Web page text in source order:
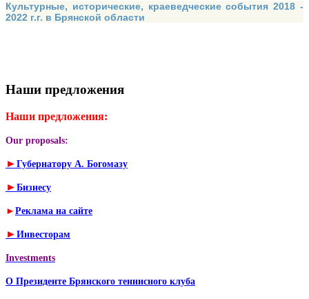
Культурные, исторические, краеведческие события 2018 -
2022 г.г. в Брянской области
Наши предложения
Наши предложения:
Our proposals:
► Губернатору А. Богомазу
► Бизнесу
► Реклама на сайте
► Инвесторам
Investments
О Президенте Брянского теннисного клуба